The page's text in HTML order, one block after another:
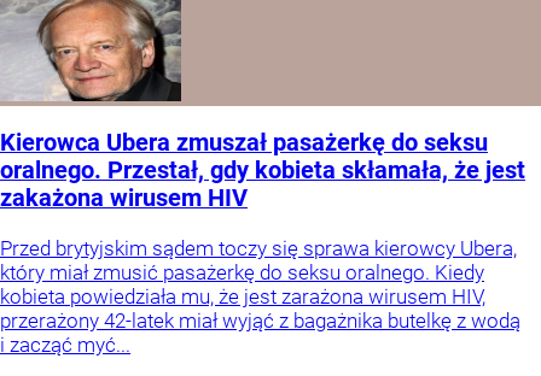
Kierowca Ubera zmuszał pasażerkę do seksu
oralnego. Przestał, gdy kobieta skłamała, że jest
zakażona wirusem HIV
Przed brytyjskim sądem toczy się sprawa kierowcy Ubera,
który miał zmusić pasażerkę do seksu oralnego. Kiedy
kobieta powiedziała mu, że jest zarażona wirusem HIV,
przerażony 42-latek miał wyjąć z bagażnika butelkę z wodą
i zacząć myć...